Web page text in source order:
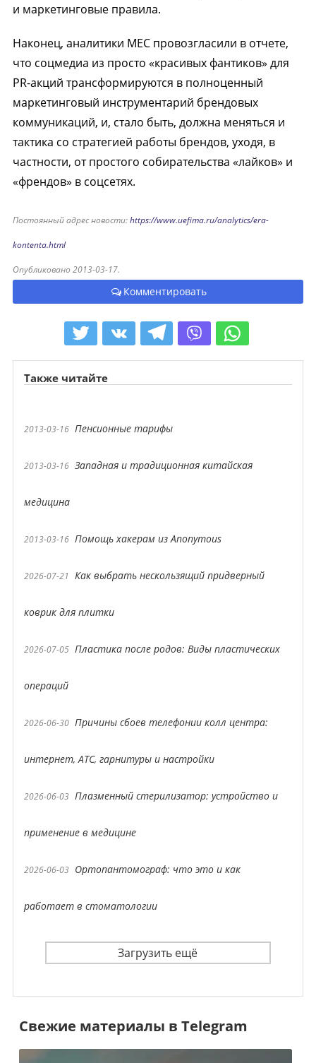
и маркетинговые правила.
Наконец, аналитики МЕС провозгласили в отчете,
что соцмедиа из просто «красивых фантиков» для
PR-акций трансформируются в полноценный
маркетинговый инструментарий брендовых
коммуникаций, и, стало быть, должна меняться и
тактика со стратегией работы брендов, уходя, в
частности, от простого собирательства «лайков» и
«френдов» в соцсетях.
Постоянный адрес новости:https://www.uefima.ru/analytics/era-
kontenta.html
Опубликовано 2013-03-17.
Комментировать
Также читайте
2013-03-16 Пенсионные тарифы
2013-03-16 Западная и традиционная китайская
медицина
2013-03-16 Помощь хакерам из Anonymous
2026-07-21 Как выбрать нескользящий придверный
коврик для плитки
2026-07-05 Пластика после родов: Виды пластических
операций
2026-06-30 Причины сбоев телефонии колл центра:
интернет, АТС, гарнитуры и настройки
2026-06-03 Плазменный стерилизатор: устройство и
применение в медицине
2026-06-03 Ортопантомограф: что это и как
работает в стоматологии
Загрузить ещё
Свежие материалы в Telegram